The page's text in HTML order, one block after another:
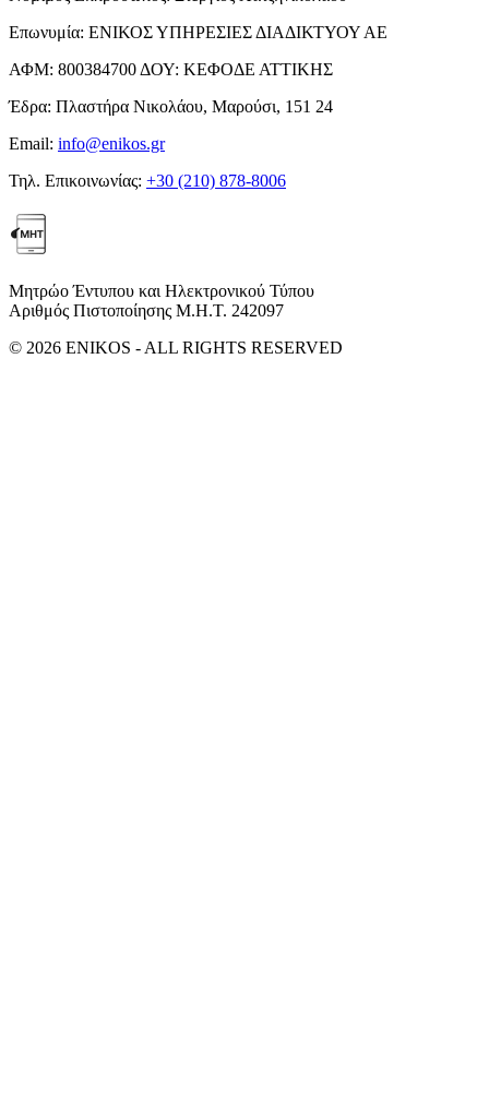
Επωνυμία: ΕΝΙΚΟΣ ΥΠΗΡΕΣΙΕΣ ΔΙΑΔΙΚΤΥΟΥ ΑΕ
ΑΦΜ: 800384700 ΔΟΥ: ΚΕΦΟΔΕ ΑΤΤΙΚΗΣ
Έδρα: Πλαστήρα Νικολάου, Μαρούσι, 151 24
Email: info@enikos.gr
Τηλ. Επικοινωνίας: +30 (210) 878-8006
Μητρώο Έντυπου και Ηλεκτρονικού Τύπου
Αριθμός Πιστοποίησης Μ.Η.Τ. 242097
© 2026 ENIKOS - ALL RIGHTS RESERVED